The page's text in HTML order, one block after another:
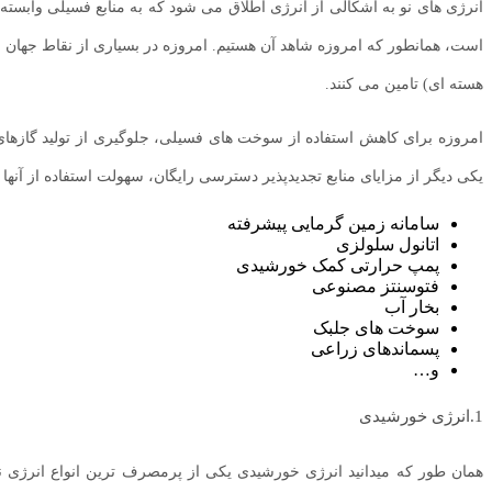
انرژی های نو به اشکالی از انرژی اطلاق می شود که به منابع فسیلی
است، همانطور که امروزه شاهد آن هستیم. امروزه در بسیاری از نقاط
هسته ای) تامین می کنند.
امروزه برای کاهش استفاده از سوخت های فسیلی، جلوگیری از تولید
یکی دیگر از مزایای منابع تجدیدپذیر دسترسی رایگان، سهولت استفاده از
سامانه زمین گرمایی پیشرفته
اتانول سلولزی
پمپ حرارتی کمک خورشیدی
فتوسنتز مصنوعی
بخار آب
سوخت های جلبک
پسماندهای زراعی
و…
1.انرژی خورشیدی
همان طور که میدانید انرژی خورشیدی یکی از پرمصرف ترین انواع